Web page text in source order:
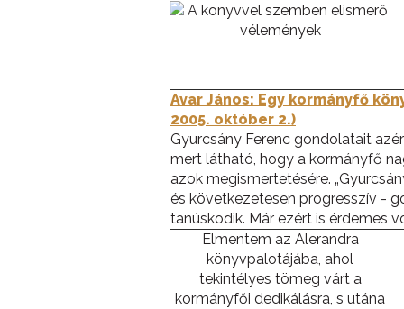
Avar János: Egy kormányfő
2005. október 2.)
Gyurcsány Ferenc gondolatait
mert látható, hogy a kormányfő
azok megismertetésére.
és következetesen progresszív -
tanúskodik. Már ezért is érdemes
Elmentem az Alerandra
könyvpalotájába, ahol
tekintélyes tömeg várt a
kormányfői dedikálásra, s utána